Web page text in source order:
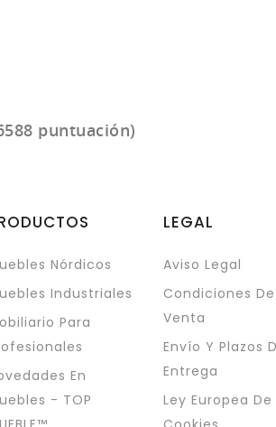
puntuación)
Nórdicos
Industriales
Para
En
- TOP
LEGAL
Aviso Legal
Condiciones De
Venta
Envío Y Plazos
Entrega
Ley Europea De